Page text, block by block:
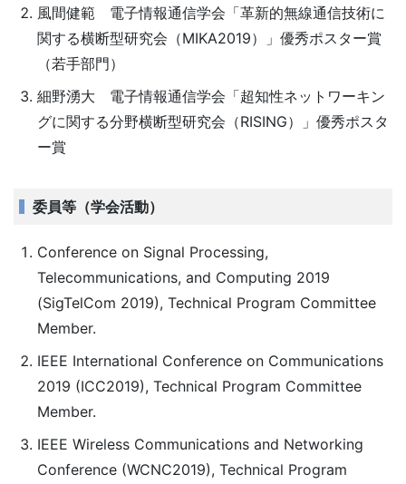
風間健範 電子情報通信学会「革新的無線通信技術に
関する横断型研究会（MIKA2019）」優秀ポスター賞
（若手部門）
細野湧大 電子情報通信学会「超知性ネットワーキン
グに関する分野横断型研究会（RISING）」優秀ポスタ
ー賞
委員等（学会活動）
Conference on Signal Processing,
Telecommunications, and Computing 2019
(SigTelCom 2019), Technical Program Committee
Member.
IEEE International Conference on Communications
2019 (ICC2019), Technical Program Committee
Member.
IEEE Wireless Communications and Networking
Conference (WCNC2019), Technical Program